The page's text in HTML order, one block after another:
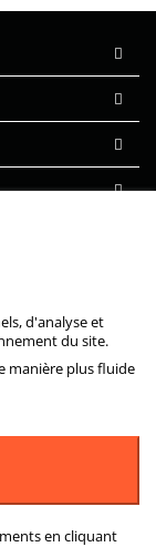
d'analyse et
du site.
manière plus fluide
en cliquant